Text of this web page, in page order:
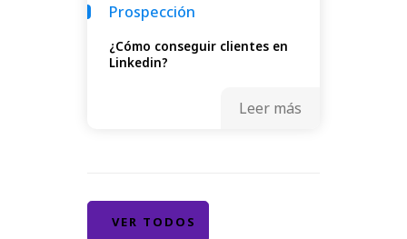
Prospección
¿Cómo conseguir clientes en
Linkedin?
Leer más
VER TODOS